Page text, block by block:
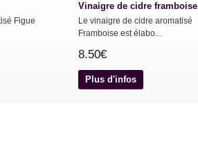
Figue
Vinaigre de cidre framboise
Le vinaigre de cidre aromatisé
Framboise est élabo...
8.50€
Plus d'infos